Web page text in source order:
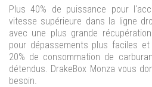
Plus 40% de puissance pour
vitesse supérieure dans la ligne
avec une plus grande
pour dépassements plus faciles
20% de consommation de
détendus. DrakeBox Monza vous
besoin.